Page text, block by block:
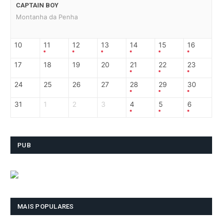
CAPTAIN BOY
Montanha da Penha
10 11 12 13 14 15 16
17 18 19 20 21 22 23
24 25 26 27 28 29 30
31 1 2 3 4 5 6
PUB
MAIS POPULARES